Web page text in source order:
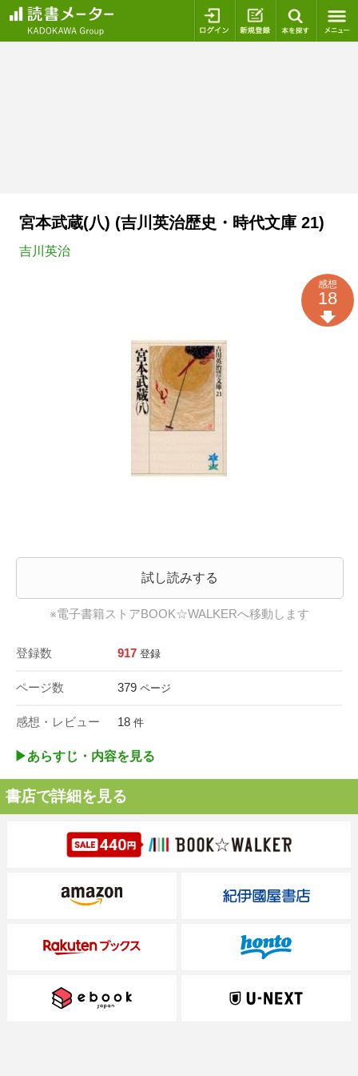
ログイン 新規登録
宮本武蔵(八) (吉川英治歴史・時代文庫 21)
吉川英治
試し読みする
※電子書籍ストアBOOK☆WALKERへ移動します
登録数 917 登録
ページ数 379 ページ
感想・レビュー 18 件
感想
18
▶︎あらすじ・内容を見る
書店で詳細を見る